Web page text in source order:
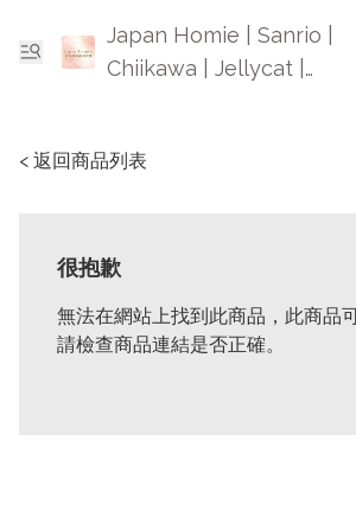
Japan Homie | Sanrio |
Chiikawa | Jellycat |
< 返回商品列表
很抱歉
無法在網站上找到此商品，此商品
請檢查商品連結是否正確。